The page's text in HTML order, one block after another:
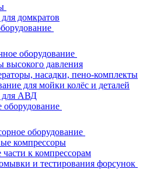
домкратов
оборудование
высокого давления
насадки, пено-комплекты
для мойки колёс и деталей
для АВД
оборудование
оборудование
компрессоры
части к компрессорам
и тестирования форсунок